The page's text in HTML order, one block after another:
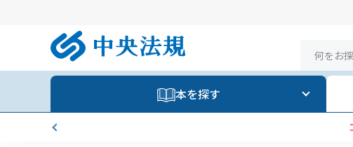
本を探す